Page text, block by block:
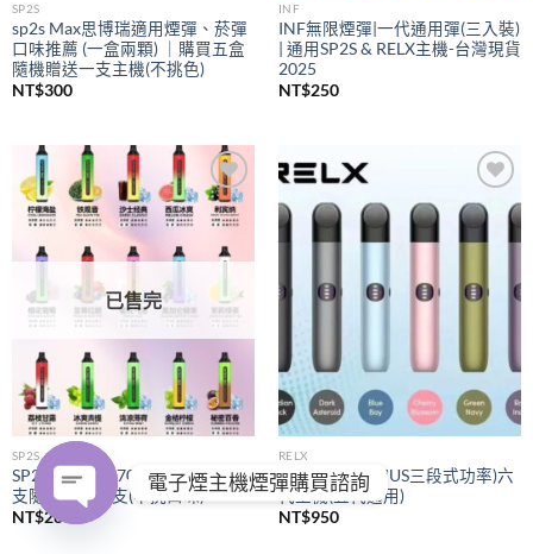
SP2S
sp2s Max思博瑞適用煙彈、菸彈
口味推薦 (一盒兩顆) ｜購買五盒
隨機贈送一支主機(不挑色)
NT$300
INF
INF無限煙彈|一代通用彈(三入裝)
| 通用SP2S & RELX主機-台灣現貨
2025
NT$250
Add to
wishlist
已售完
SP2S
SP2S拋棄式
7000口｜購買五
支隨機贈送一支(不挑口味)
NT$280
Add to
wishlist
RELX
RELX悅刻
(PIUS三段式功率)六
代主機(五代通用)
NT$950
電子煙主機煙彈購買諮詢